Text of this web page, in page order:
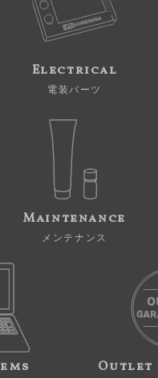
Electrical
電装パーツ
Maintenance
メンテナンス
Outlet